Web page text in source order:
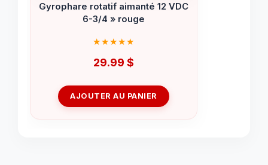
Gyrophare rotatif aimanté 12 VDC
6-3/4 » rouge
29.99 $
AJOUTER AU PANIER